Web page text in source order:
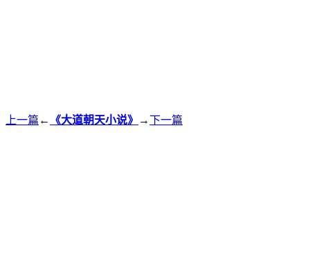
上一篇 ← 《大道朝天小说》 →下一篇